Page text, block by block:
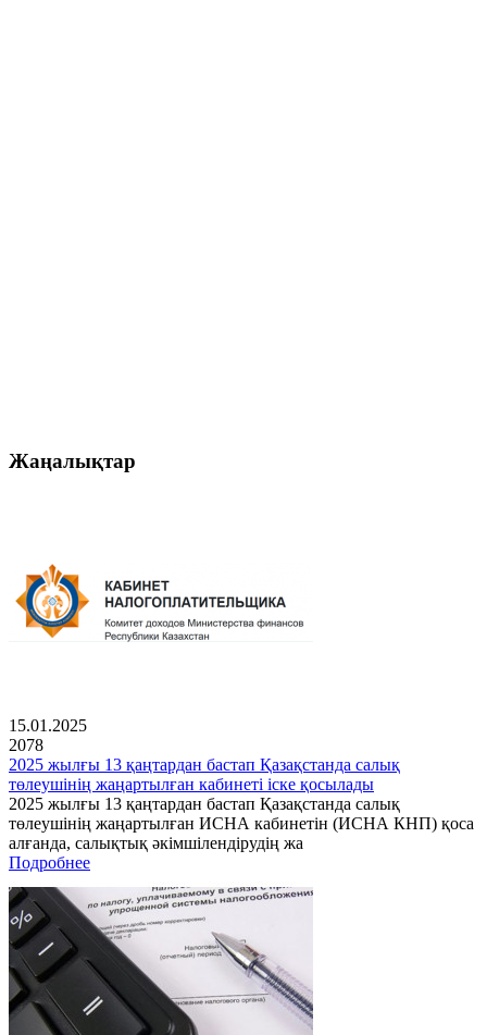
Жаңалықтар
15.01.2025
2078
2025 жылғы 13 қаңтардан бастап Қазақстанда салық
төлеушінің жаңартылған кабинеті іске қосылады
2025 жылғы 13 қаңтардан бастап Қазақстанда салық
төлеушінің жаңартылған ИСНА кабинетін (ИСНА КНП) қоса
алғанда, салықтық әкімшілендірудің жа
Подробнее